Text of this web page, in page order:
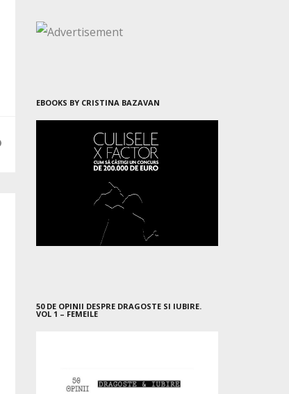
EBOOKS BY CRISTINA BAZAVAN
50 DE OPINII DESPRE DRAGOSTE SI IUBIRE.
VOL 1 – FEMEILE